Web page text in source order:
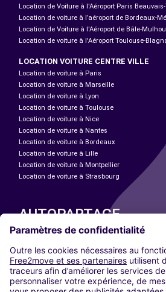
Location de Voiture à l'Aéroport Paris
Location de voiture à l’aéroport de Bordeaux-
Location de Voiture à l'Aéroport de Bâle-
Location de voiture à l'Aéroport Toulouse-
LOCATION VOITURE CENTRE VILLE
Location de voiture à Paris
Location de voiture à Marseille
Location de voiture à Lyon
Location de voiture à Toulouse
Location de voiture à Nice
Location de voiture à Nantes
Location de voiture à Bordeaux
Location de voiture à Lille
Location de voiture à Montpellier
Location de voiture à Strasbourg
AUTOPARTAGE
Paris
Madrid
Washington DC
Milan